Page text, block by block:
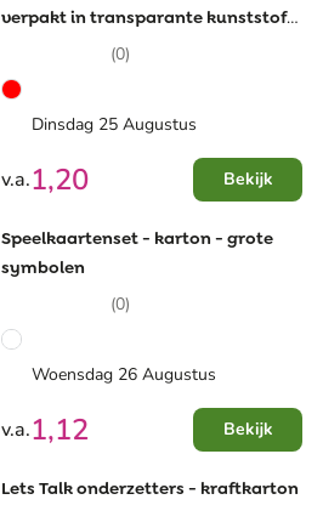
verpakt in transparante kunststof
(0)
Dinsdag 25 Augustus
v.a.1,20 Bekijk
Speelkaartenset - karton - grote
symbolen
(0)
Woensdag 26 Augustus
v.a.1,12 Bekijk
Lets Talk onderzetters - kraftkarton